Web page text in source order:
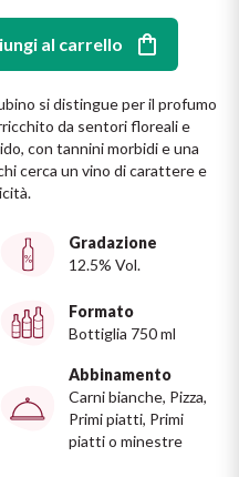
al carrello
si distingue per il profumo
da sentori floreali e
con tannini morbidi e una
cerca un vino di carattere e
Gradazione
12.5% Vol.
Formato
Bottiglia 750 ml
Abbinamento
Carni bianche, Pizza,
Primi piatti, Primi
piatti o minestre